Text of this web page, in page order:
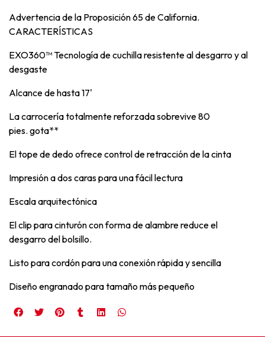
Advertencia de la Proposición 65 de California.
CARACTERÍSTICAS
EXO360™ Tecnología de cuchilla resistente al desgarro y al
desgaste
Alcance de hasta 17'
La carrocería totalmente reforzada sobrevive 80
pies. gota**
El tope de dedo ofrece control de retracción de la cinta
Impresión a dos caras para una fácil lectura
Escala arquitectónica
El clip para cinturón con forma de alambre reduce el
desgarro del bolsillo.
Listo para cordón para una conexión rápida y sencilla
Diseño engranado para tamaño más pequeño